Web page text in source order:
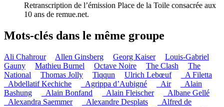
Retranscription de l’émission Place de la Toile consacrée aux
10 ans de remue.net.
Mots-clés dans le même groupe
Ali Chahrour Allen Ginsberg Georg Kaiser
Louis-Gabriel
Gauny
Mathieu Burnel Octave Noire The Clash
The
National
Thomas Jolly Tiqqun Ulrich Lebœuf
_A Filetta
_Abdellatif Kechiche
_Agrippa d’Aubigné _Air
_Alain
Bashung
_Alain Bonfand _Alain Fleischer
_Albane Gellé
_Alexandra Saemmer
_Alexandre Desplats
_Alfred de